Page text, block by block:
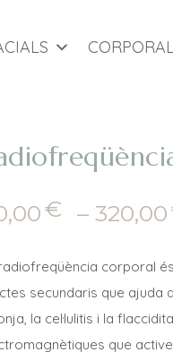
€ – 320,00
corporal
secundaris que ajuda
la cel·lulitis i la
que